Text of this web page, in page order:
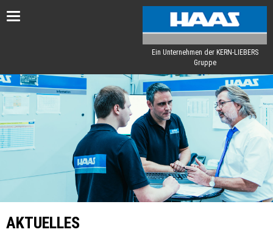
Toggle
Ein Unternehmen der KERN-LIEBERS
Gruppe
AKTUELLES